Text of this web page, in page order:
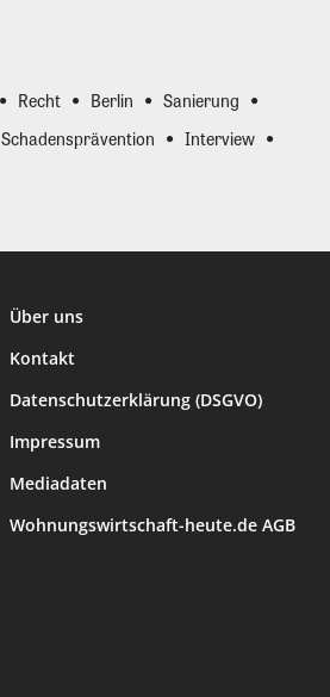
Recht Berlin
Sanierung
Schadensprävention
Interview
Über uns
Kontakt
Datenschutzerklärung (DSGVO)
Impressum
Mediadaten
Wohnungswirtschaft-heute.de AGB